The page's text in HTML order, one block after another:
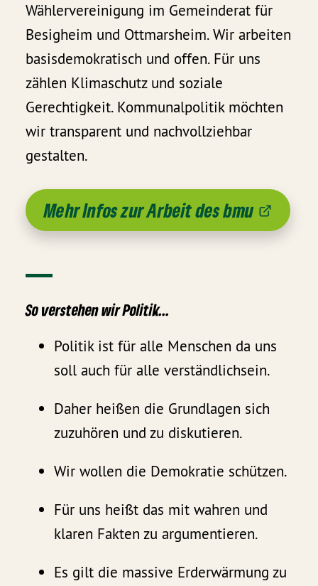
Wählervereinigung im Gemeinderat für
Besigheim und Ottmarsheim. Wir arbeiten
basisdemokratisch und offen. Für uns
zählen Klimaschutz und soziale
Gerechtigkeit. Kommunalpolitik möchten
wir transparent und nachvollziehbar
gestalten.
Mehr Infos zur Arbeit des bmu
So verstehen wir Politik…
Politik ist für alle Menschen da uns
soll auch für alle verständlichsein.
Daher heißen die Grundlagen sich
zuzuhören und zu diskutieren.
Wir wollen die Demokratie schützen.
Für uns heißt das mit wahren und
klaren Fakten zu argumentieren.
Es gilt die massive Erderwärmung zu